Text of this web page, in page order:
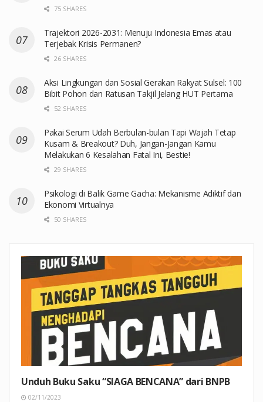
75 SHARES
Trajektori 2026-2031: Menuju Indonesia Emas atau
Terjebak Krisis Permanen?
26 SHARES
Aksi Lingkungan dan Sosial Gerakan Rakyat Sulsel: 100
Bibit Pohon dan Ratusan Takjil Jelang HUT Pertama
52 SHARES
Pakai Serum Udah Berbulan-bulan Tapi Wajah Tetap
Kusam & Breakout? Duh, Jangan-Jangan Kamu
Melakukan 6 Kesalahan Fatal Ini, Bestie!
29 SHARES
Psikologi di Balik Game Gacha: Mekanisme Adiktif dan
Ekonomi Virtualnya
50 SHARES
Unduh Buku Saku “SIAGA BENCANA” dari BNPB
02/11/2023